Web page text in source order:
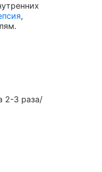
,
2-3 раза/